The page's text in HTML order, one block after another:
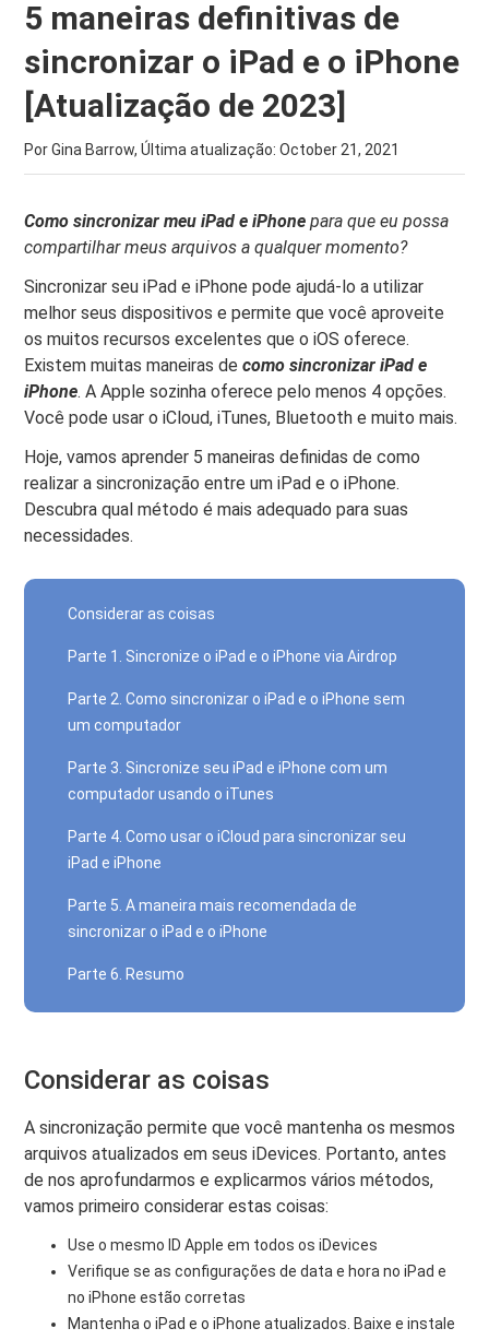
5 maneiras definitivas de
sincronizar o iPad e o iPhone
[Atualização de 2023]
Por Gina Barrow, Última atualização:October 21, 2021
Como sincronizar meu iPad e iPhone para que eu possa
compartilhar meus arquivos a qualquer momento?
Sincronizar seu iPad e iPhone pode ajudá-lo a utilizar
melhor seus dispositivos e permite que você aproveite
os muitos recursos excelentes que o iOS oferece.
Existem muitas maneiras decomo sincronizar iPad e
iPhone. A Apple sozinha oferece pelo menos 4 opções.
Você pode usar o iCloud, iTunes, Bluetooth e muito mais.
Hoje, vamos aprender 5 maneiras definidas de como
realizar a sincronização entre um iPad e o iPhone.
Descubra qual método é mais adequado para suas
necessidades.
Considerar as coisas
Parte 1. Sincronize o iPad e o iPhone via Airdrop
Parte 2. Como sincronizar o iPad e o iPhone sem
um computador
Parte 3. Sincronize seu iPad e iPhone com um
computador usando o iTunes
Parte 4. Como usar o iCloud para sincronizar seu
iPad e iPhone
Parte 5. A maneira mais recomendada de
sincronizar o iPad e o iPhone
Parte 6. Resumo
Considerar as coisas
A sincronização permite que você mantenha os mesmos
arquivos atualizados em seus iDevices. Portanto, antes
de nos aprofundarmos e explicarmos vários métodos,
vamos primeiro considerar estas coisas:
Use o mesmo ID Apple em todos os iDevices
Verifique se as configurações de data e hora no iPad e
no iPhone estão corretas
Mantenha o iPad e o iPhone atualizados. Baixe e instale